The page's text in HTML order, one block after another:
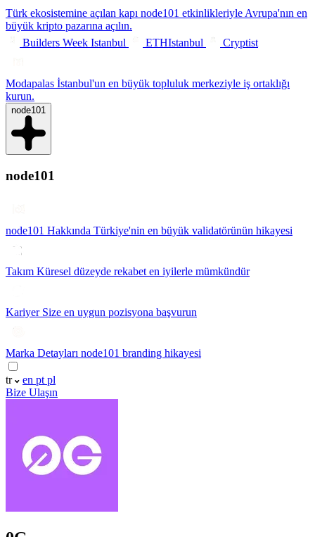
Türk ekosistemine açılan kapı node101 etkinlikleriyle Avrupa'nın en
büyük kripto pazarına açılın.
Builders Week Istanbul
ETHIstanbul Cryptist
Modapalas İstanbul'un en büyük topluluk merkeziyle iş ortaklığı
kurun.
node101
node101
node101 Hakkında Türkiye'nin en büyük validatörünün hikayesi
Takım Küresel düzeyde rekabet en iyilerle mümkündür
Kariyer Size en uygun pozisyona başvurun
Marka Detayları node101 branding hikayesi
tr en pt pl
Bize Ulaşın